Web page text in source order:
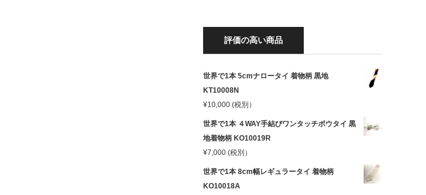
評価の高い商品
世界で1本 5cmナロータイ 着物柄 黒地
KT10008N
¥10,000 (税別）
世界で1本 ４WAY手結びワンタッチボウタイ 黒
地着物柄 KO10019R
¥7,000 (税別）
世界で1本 8cm幅レギュラータイ 着物柄
KO10018A